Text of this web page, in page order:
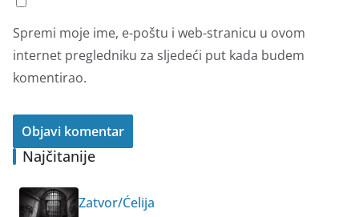
Spremi moje ime, e-poštu i web-stranicu u ovom
internet pregledniku za sljedeći put kada budem
komentirao.
Najčitanije
Zatvor/Ćelija